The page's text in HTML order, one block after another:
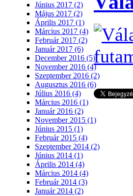
Június 2017 (2)
Május 2017 (2)
Április 2017 (1)
Március 2017 (4)
Február 2017 (2)
Január 2017 (6)
December 2016 (5)
November 2016 (4)
Szeptember 2016 (2)
Augusztus 2016 (6)
Július 2016 (4)
Március 2016 (1)
Január 2016 (2)
November 2015 (1)
Június 2015 (1)
Február 2015 (4)
Szeptember 2014 (2)
Június 2014 (1)
Április 2014 (4)
Március 2014 (4)
Február 2014 (3)
Január 2014 (2)